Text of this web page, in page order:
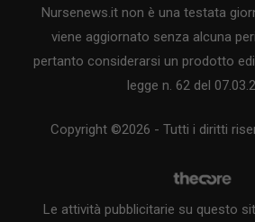
Nursenews.it non è una testata
viene aggiornato senza alcuna
pertanto considerarsi un prodotto
legge n. 62 del
Copyright ©2026 - Tutti i diritti
Le attività pubblicitarie su questo